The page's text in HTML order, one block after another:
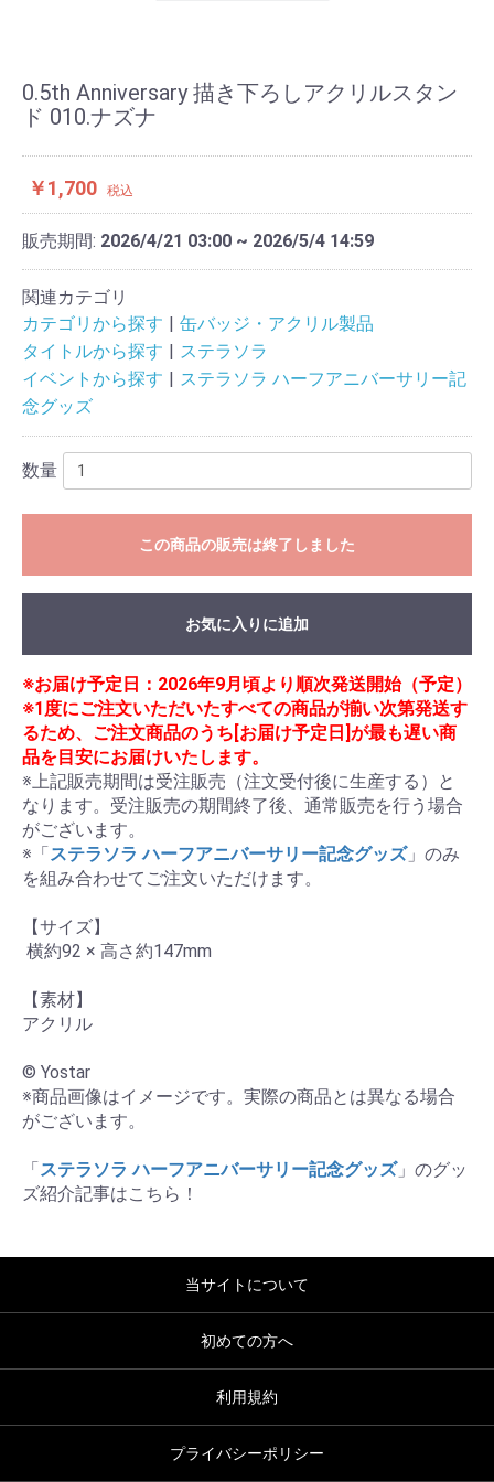
0.5th Anniversary 描き下ろしアクリルスタン
ド 010.ナズナ
￥1,700 税込
販売期間: 2026/4/21 03:00 ~ 2026/5/4 14:59
関連カテゴリ
カテゴリから探す
缶バッジ・アクリル製品
タイトルから探す
ステラソラ
イベントから探す
ステラソラ ハーフアニバーサリー記
念グッズ
数量
この商品の販売は終了しました
お気に入りに追加
※お届け予定日：2026年9月頃より順次発送開始（予定）
※1度にご注文いただいたすべての商品が揃い次第発送す
るため、ご注文商品のうち[お届け予定日]が最も遅い商
品を目安にお届けいたします。
※上記販売期間は受注販売（注文受付後に生産する）と
なります。受注販売の期間終了後、通常販売を行う場合
がございます。
※「ステラソラ ハーフアニバーサリー記念グッズ」のみ
を組み合わせてご注文いただけます。
【サイズ】
【素材】
アクリル
© Yostar
※商品画像はイメージです。実際の商品とは異なる場合
がございます。
「ステラソラ ハーフアニバーサリー記念グッズ」のグッ
ズ紹介記事はこちら！
当サイトについて
初めての方へ
利用規約
プライバシーポリシー